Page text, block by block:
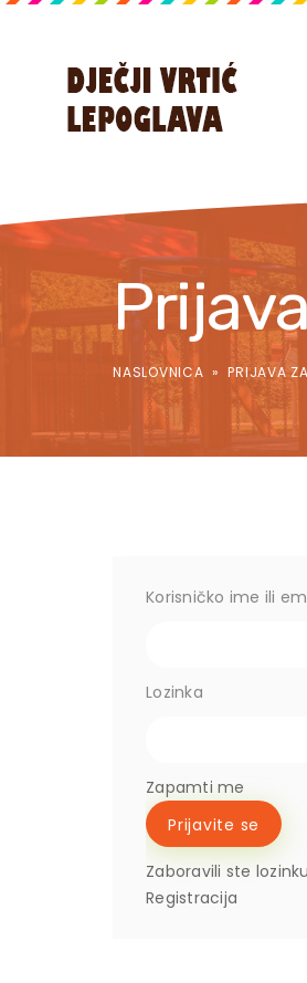
NASLOVNICA » PRIJAVA
Korisničko ime ili
Lozinka
Zapamti me
Zaboravili ste
Registracija